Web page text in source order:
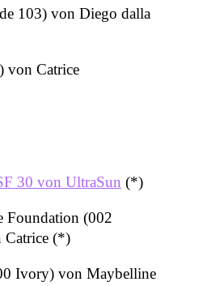
103) von Diego dalla
von Catrice
30 von UltraSun (*)
Foundation (002
Catrice (*)
Ivory) von Maybelline